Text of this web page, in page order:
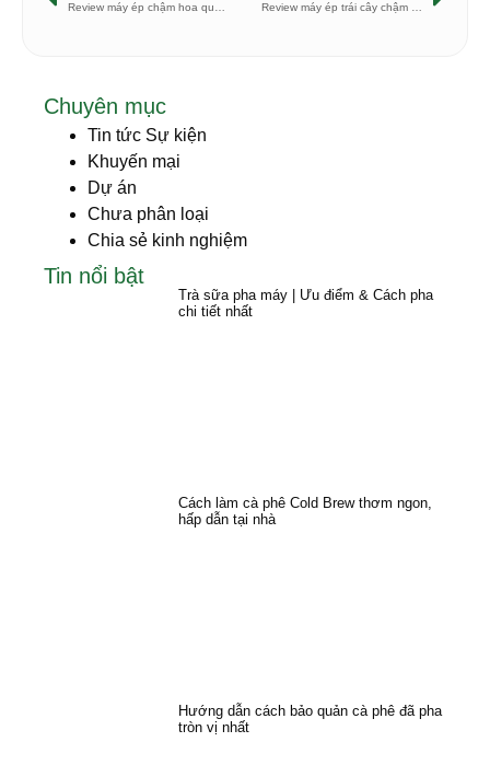
Chuyên mục
Tin tức Sự kiện
Khuyến mại
Dự án
Chưa phân loại
Chia sẻ kinh nghiệm
Tin nổi bật
Trà sữa pha máy | Ưu điểm & Cách pha
chi tiết nhất
Cách làm cà phê Cold Brew thơm ngon,
hấp dẫn tại nhà
Hướng dẫn cách bảo quản cà phê đã pha
tròn vị nhất